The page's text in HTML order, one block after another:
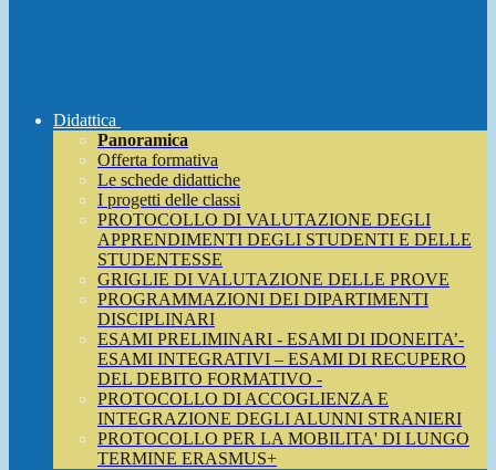
Didattica
Panoramica
Offerta formativa
Le schede didattiche
I progetti delle classi
PROTOCOLLO DI VALUTAZIONE DEGLI
APPRENDIMENTI DEGLI STUDENTI E DELLE
STUDENTESSE
GRIGLIE DI VALUTAZIONE DELLE PROVE
PROGRAMMAZIONI DEI DIPARTIMENTI
DISCIPLINARI
ESAMI PRELIMINARI - ESAMI DI IDONEITA’-
ESAMI INTEGRATIVI – ESAMI DI RECUPERO
DEL DEBITO FORMATIVO -
PROTOCOLLO DI ACCOGLIENZA E
INTEGRAZIONE DEGLI ALUNNI STRANIERI
PROTOCOLLO PER LA MOBILITA' DI LUNGO
TERMINE ERASMUS+